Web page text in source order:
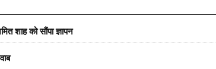
शाह को सौंपा ज्ञापन